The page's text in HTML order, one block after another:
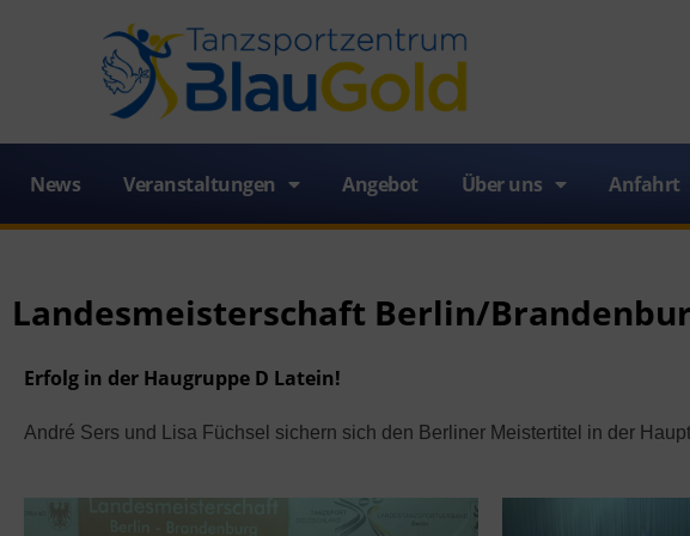
News Veranstaltungen Angebot Über uns Anfahrt
Landesmeisterschaft Berlin/
Erfolg in der Haugruppe D Latein!
André Sers und Lisa Füchsel sichern sich den Berliner Meistertitel in der